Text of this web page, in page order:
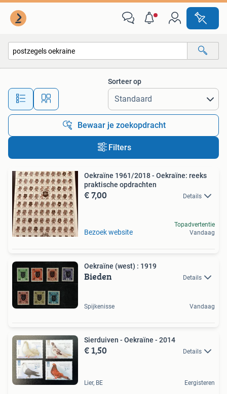
Alle afstanden…
Sorteer op
Bewaar je zoekopdracht
Filters
Oekraïne 1961/2018 - Oekraïne: reeks
praktische opdrachten
€ 7,00 Details
Bezoek website
Topadvertentie
Vandaag
Oekraïne (west) : 1919
Bieden Details
Spijkenisse Vandaag
Sierduiven - Oekraïne - 2014
€ 1,50 Details
Lier, BE Eergisteren